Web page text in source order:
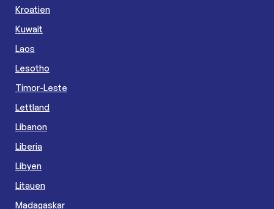
Kroatien
Kuwait
Laos
Lesotho
Timor-Leste
Lettland
Libanon
Liberia
Libyen
Litauen
Madagaskar